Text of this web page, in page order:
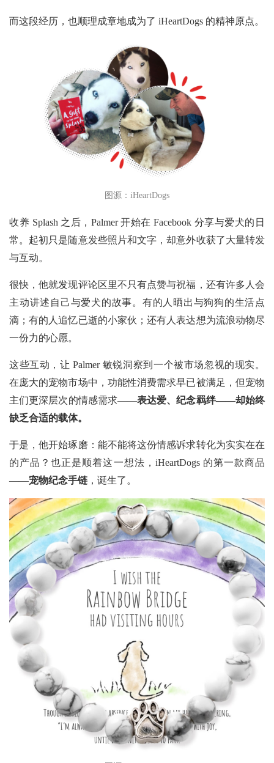
而这段经历，也顺理成章地成为了 iHeartDogs 的精神原点。
图源：iHeartDogs
收养 Splash 之后，Palmer 开始在 Facebook 分享与爱犬的日
常。起初只是随意发些照片和文字，却意外收获了大量转发
与互动。
很快，他就发现评论区里不只有点赞与祝福，还有许多人会
主动讲述自己与爱犬的故事。有的人晒出与狗狗的生活点
滴；有的人追忆已逝的小家伙；还有人表达想为流浪动物尽
一份力的心愿。
这些互动，让 Palmer 敏锐洞察到一个被市场忽视的现实。
在庞大的宠物市场中，功能性消费需求早已被满足，但宠物
主们更深层次的情感需求——表达爱、纪念羁绊——却始终
缺乏合适的载体。
于是，他开始琢磨：能不能将这份情感诉求转化为实实在在
的产品？也正是顺着这一想法，iHeartDogs 的第一款商品
——宠物纪念手链 ，诞生了。